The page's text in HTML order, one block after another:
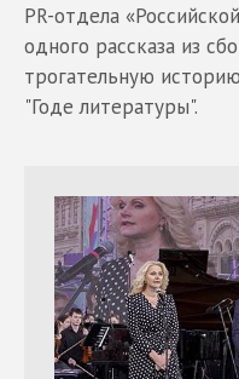
PR-отдела
одного рассказа из
трогательную
"Годе литературы".